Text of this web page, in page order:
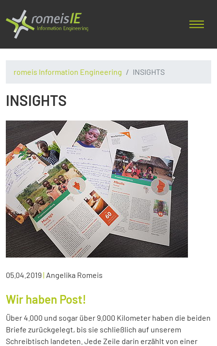
romeis Information Engineering INSIGHTS
INSIGHTS
05.04.2019| Angelika Romeis
Wir haben Post!
Über 4.000 und sogar über 9.000 Kilometer haben die beiden
Briefe zurückgelegt, bis sie schließlich auf unserem
Schreibtisch landeten. Jede Zeile darin erzählt von einer